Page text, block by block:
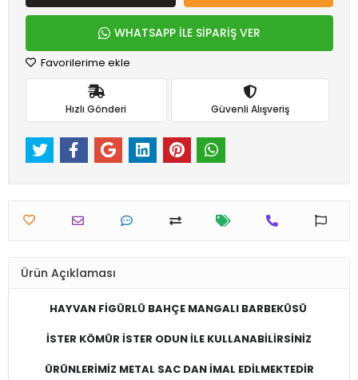
WHATSAPP İLE SİPARİŞ VER
Favorilerime ekle
Hızlı Gönderi Güvenli Alışveriş
Ürün Açıklaması
HAYVAN FİGÜRLÜ BAHÇE MANGALI BARBEKÜSÜ
İSTER KÖMÜR İSTER ODUN İLE KULLANABİLİRSİNİZ
ÜRÜNLERİMİZ METAL SAC DAN İMAL EDİLMEKTEDİR